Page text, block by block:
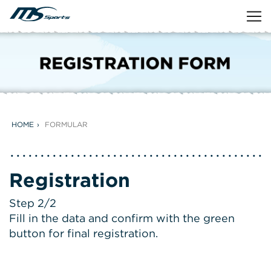
HOME FORMULAR
Registration
Step 2/2
Fill in the data and confirm with the green
button for final registration.